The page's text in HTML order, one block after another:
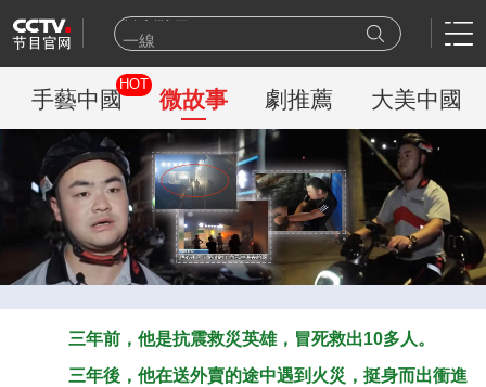
一線
豪門盛宴
新聞聯播
世界盃
熊出沒
今日説法
新聞周刊
百家講壇
手藝中國
HOT
微故事 劇推薦 大美中國
三年前，他是抗震救災英雄，冒死救出10多人。
三年後，他在送外賣的途中遇到火災，挺身而出衝進